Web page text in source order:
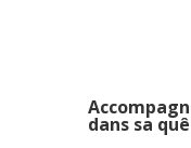
dans sa